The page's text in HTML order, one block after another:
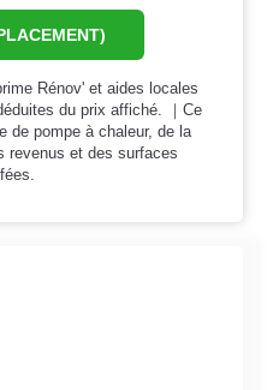
Rénov' et aides locales
du prix affiché. ｜Ce
de pompe à chaleur, de la
revenus et des surfaces